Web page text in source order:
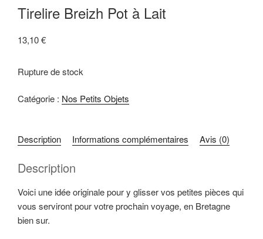
Tirelire Breizh Pot à Lait
13,10€
Rupture de stock
Catégorie : Nos Petits Objets
Description Informations complémentaires Avis (0)
Description
Voici une idée originale pour y glisser vos petites pièces qui
vous serviront pour votre prochain voyage, en Bretagne
bien sur.